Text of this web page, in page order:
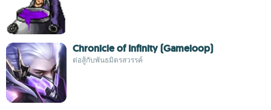
Chronicle of Infinity (Gameloop)
ต่อสู้กับพันธมิตรสวรรค์